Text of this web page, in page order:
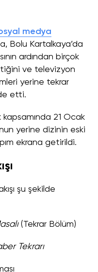
medya
Bolu Kartalkaya’da
ardından birçok
ve televizyon
yerine tekrar
etti.
21 Ocak
yerine dizinin eski
ekrana getirildi.
şu şekilde
(Tekrar Bölüm)
Tekrarı